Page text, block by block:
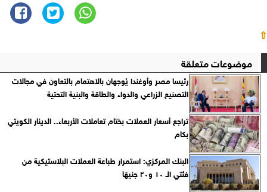
⇧
موضوعات متعلقة
رئيسا مصر وأوغندا يُوجهان بالاهتمام بالتعاون في مجالات
التصنيع الزراعي والدواء والطاقة والبنية التحتية
تراجع أسعار العملات بختام تعاملات الأربعاء.. الدينار الكويتي
بكام
البنك المركزي: استمرار طباعة العملات البلاستيكية من
فئتي الـ ١٠ و٢٠ جنيهًا